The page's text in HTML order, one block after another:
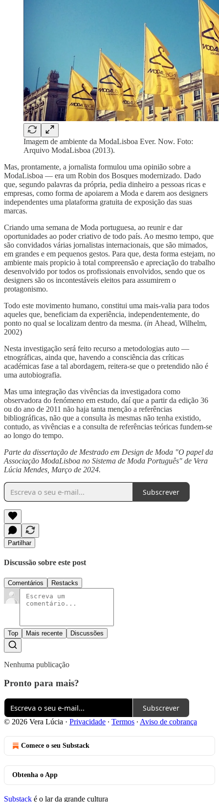
Imagem de ambiente da ModaLisboa Ever. Now. Foto:
Arquivo ModaLisboa (2013).
Mas, prontamente, a jornalista formulou uma opinião sobre a
ModaLisboa — era um Robin dos Bosques modernizado. Dado
que, segundo palavras da própria, pedia dinheiro a pessoas ricas e
empresas, como forma de apoiarem a Moda e darem aos designers
independentes uma plataforma gratuita de exposição das suas
marcas.
Criando uma semana de Moda portuguesa, ao reunir e dar
oportunidades ao poder criativo de todo país. Ao mesmo tempo, que
são convidados várias jornalistas internacionais, que são mimados,
em grandes e em pequenos gestos. Para que, desta forma estejam, no
ambiente mais propicio à total compreensão e apreciação do trabalho
desenvolvido por todos os profissionais envolvidos, sendo que os
designers são os incontestáveis eleitos para assumirem o
protagonismo.
Todo este movimento humano, constitui uma mais-valia para todos
aqueles que, beneficiam da experiência, independentemente, do
ponto no qual se localizam dentro da mesma. (in Ahead, Wilhelm,
2002)
Nesta investigação será feito recurso a metodologias auto —
etnográficas, ainda que, havendo a consciência das críticas
académicas fase a tal abordagem, reitera-se que o pretendido não é
uma autobiografia.
Mas uma integração das vivências da investigadora como
observadora do fenómeno em estudo, daí que a partir da edição 36
ou do ano de 2011 não haja tanta menção a referências
bibliográficas, não que a consulta às mesmas não tenha existido,
contudo, as vivências e a consulta de referências teóricas fundem-se
ao longo do tempo.
Parte da dissertação de Mestrado em Design de Moda "O papel da
Associação ModaLisboa no Sistema de Moda Português" de Vera
Lúcia Mendes, Março de 2024.
Subscrever
Partilhar
Discussão sobre este post
Comentários Restacks
Top Mais recente Discussões
Nenhuma publicação
Pronto para mais?
Subscrever
© 2026 Vera Lúcia · Privacidade ∙ Termos ∙ Aviso de cobrança
Comece o seu Substack
Obtenha o App
Substack é o lar da grande cultura